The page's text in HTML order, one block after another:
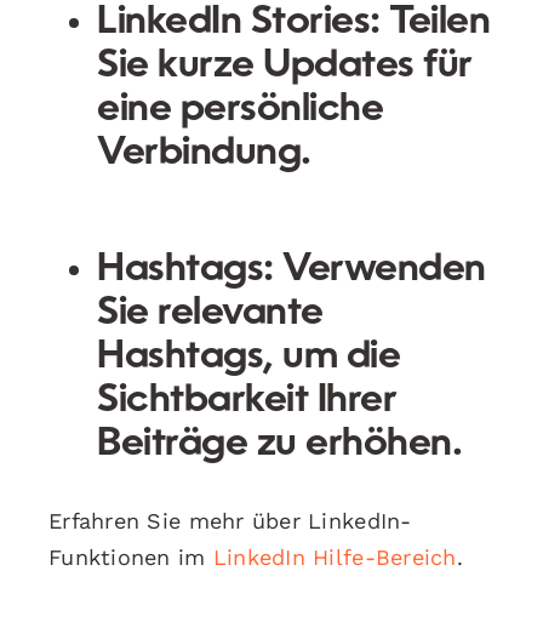
LinkedIn Stories: Teilen
Sie kurze Updates für
eine persönliche
Verbindung.
Hashtags: Verwenden
Sie relevante
Hashtags, um die
Sichtbarkeit Ihrer
Beiträge zu erhöhen.
Erfahren Sie mehr über LinkedIn-
Funktionen im LinkedIn Hilfe-Bereich.